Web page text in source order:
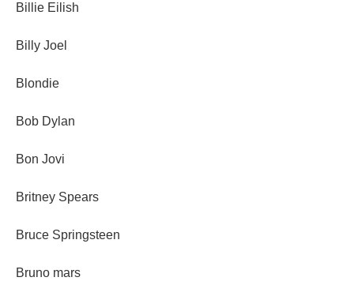
Billie Eilish
Billy Joel
Blondie
Bob Dylan
Bon Jovi
Britney Spears
Bruce Springsteen
Bruno mars